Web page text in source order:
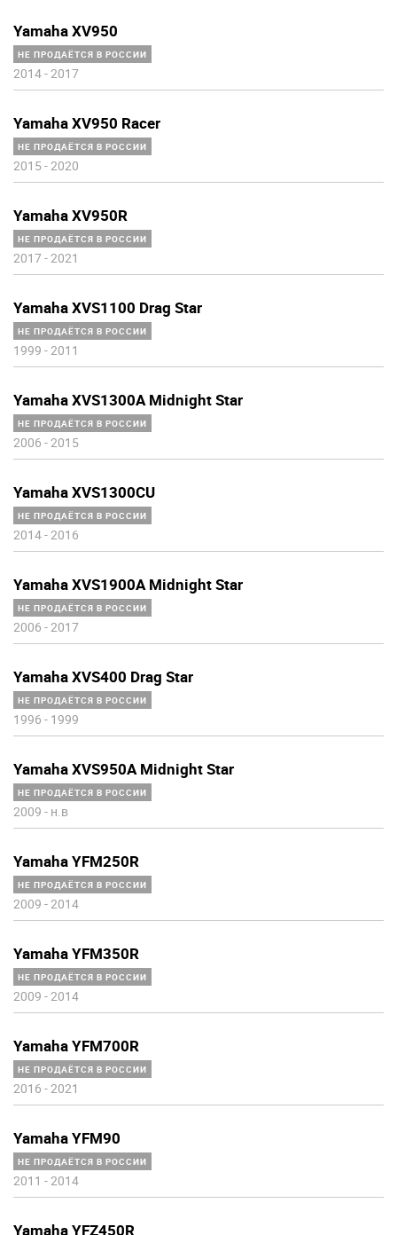
Yamaha XV950
НЕ ПРОДАЁТСЯ В РОССИИ
2014-2017
Yamaha XV950 Racer
НЕ ПРОДАЁТСЯ В РОССИИ
2015 -2020
Yamaha XV950R
НЕ ПРОДАЁТСЯ В РОССИИ
2017 -2021
Yamaha XVS1100 Drag Star
НЕ ПРОДАЁТСЯ В РОССИИ
1999 -2011
Yamaha XVS1300A Midnight Star
НЕ ПРОДАЁТСЯ В РОССИИ
2006 -2015
Yamaha XVS1300CU
НЕ ПРОДАЁТСЯ В РОССИИ
2014-2016
Yamaha XVS1900A Midnight Star
НЕ ПРОДАЁТСЯ В РОССИИ
2006 -2017
Yamaha XVS400 Drag Star
НЕ ПРОДАЁТСЯ В РОССИИ
1996 - 1999
Yamaha XVS950A Midnight Star
НЕ ПРОДАЁТСЯ В РОССИИ
2009 - н.в
Yamaha YFM250R
НЕ ПРОДАЁТСЯ В РОССИИ
2009 -2014
Yamaha YFM350R
НЕ ПРОДАЁТСЯ В РОССИИ
2009 -2014
Yamaha YFM700R
НЕ ПРОДАЁТСЯ В РОССИИ
2016 -2021
Yamaha YFM90
НЕ ПРОДАЁТСЯ В РОССИИ
2011 -2014
Yamaha YFZ450R